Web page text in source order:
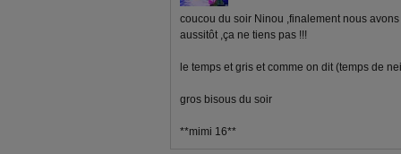
coucou du soir Ninou ,finalement nous
aussitôt ,ça ne tiens pas !!!
le temps et gris et comme on dit (temps de
gros bisous du soir
**mimi 16**